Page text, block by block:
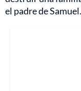
el padre de Samuel.